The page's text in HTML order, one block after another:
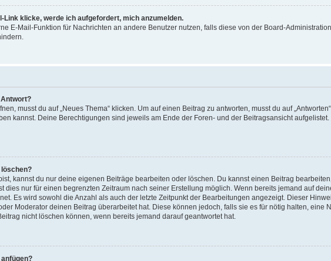
Link klicke, werde ich aufgefordert, mich anzumelden.
E-Mail-Funktion für Nachrichten an andere Benutzer nutzen, falls diese von der Board-
musst du auf „Neues Thema“ klicken. Um auf einen Beitrag zu antworten, musst du auf
kannst. Deine Berechtigungen sind jeweils am Ende der Foren- und der Beitragsansicht aufgelistet.
kannst du nur deine eigenen Beiträge bearbeiten oder löschen. Du kannst einen Beitrag
dies nur für einen begrenzten Zeitraum nach seiner Erstellung möglich. Wenn bereits jemand auf
Es wird sowohl die Anzahl als auch der letzte Zeitpunkt der Bearbeitungen angezeigt. Dieser
Moderator deinen Beitrag überarbeitet hat. Diese können jedoch, falls sie es für nötig halten, eine
nicht löschen können, wenn bereits jemand darauf geantwortet hat.